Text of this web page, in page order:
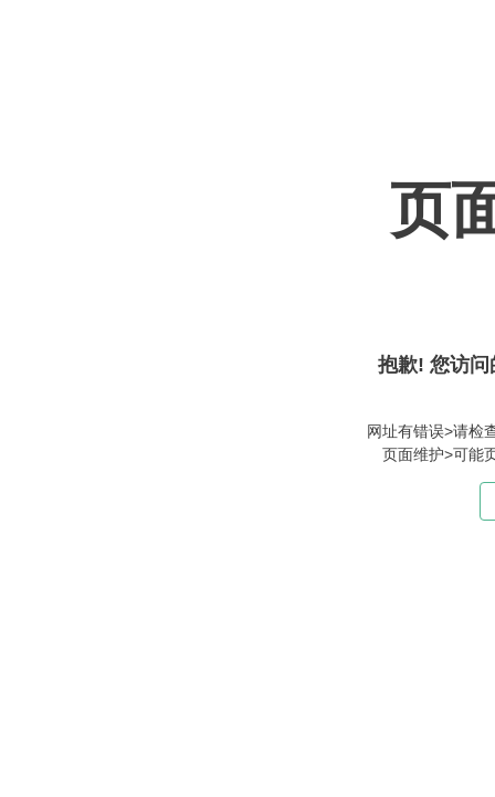
页
抱歉! 您访问
网址有错误>请检
页面维护>可能